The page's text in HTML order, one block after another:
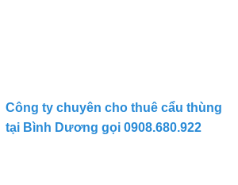
Công ty chuyên cho thuê cẩu thùng
tại Bình Dương gọi 0908.680.922